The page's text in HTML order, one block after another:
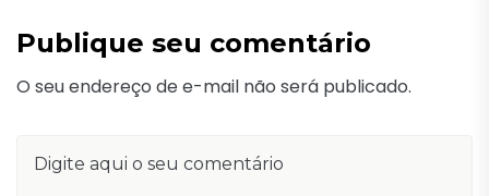
Publique seu comentário
O seu endereço de e-mail não será publicado.